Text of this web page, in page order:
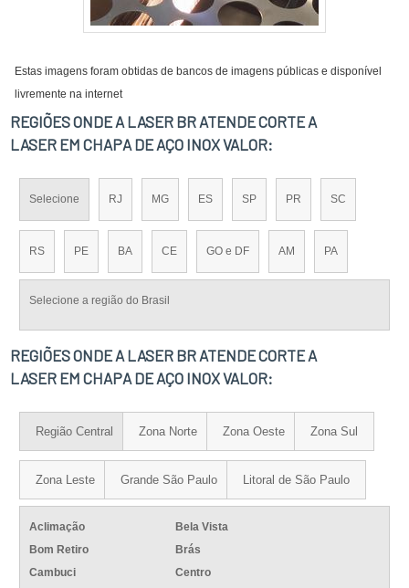
Estas imagens foram obtidas de bancos de imagens públicas e disponível
livremente na internet
REGIÕES ONDE A LASER BR ATENDE CORTE A
LASER EM CHAPA DE AÇO INOX VALOR:
Selecione RJ MG ES SP PR SC
RS PE BA CE GO e DF AM PA
Selecione a região do Brasil
REGIÕES ONDE A LASER BR ATENDE CORTE A
LASER EM CHAPA DE AÇO INOX VALOR:
Região Central Zona Norte Zona Oeste Zona Sul
Zona Leste Grande São Paulo Litoral de São Paulo
Aclimação
Bela Vista
Bom Retiro
Brás
Cambuci
Centro